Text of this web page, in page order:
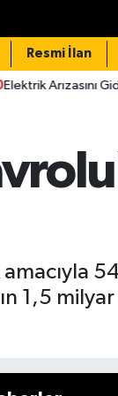
Resmi İlan
Giderirken Akıma
1,5